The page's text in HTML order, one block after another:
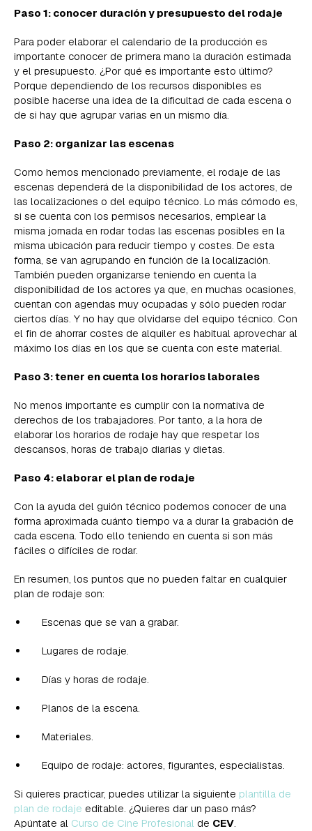
Paso 1: conocer duración y presupuesto del rodaje
Para poder elaborar el calendario de la producción es
importante conocer de primera mano la duración estimada
y el presupuesto. ¿Por qué es importante esto último?
Porque dependiendo de los recursos disponibles es
posible hacerse una idea de la dificultad de cada escena o
de si hay que agrupar varias en un mismo día.
Paso 2: organizar las escenas
Como hemos mencionado previamente, el rodaje de las
escenas dependerá de la disponibilidad de los actores, de
las localizaciones o del equipo técnico. Lo más cómodo es,
si se cuenta con los permisos necesarios, emplear la
misma jornada en rodar todas las escenas posibles en la
misma ubicación para reducir tiempo y costes. De esta
forma, se van agrupando en función de la localización.
También pueden organizarse teniendo en cuenta la
disponibilidad de los actores ya que, en muchas ocasiones,
cuentan con agendas muy ocupadas y sólo pueden rodar
ciertos días. Y no hay que olvidarse del equipo técnico. Con
el fin de ahorrar costes de alquiler es habitual aprovechar al
máximo los días en los que se cuenta con este material.
Paso 3: tener en cuenta los horarios laborales
No menos importante es cumplir con la normativa de
derechos de los trabajadores. Por tanto, a la hora de
elaborar los horarios de rodaje hay que respetar los
descansos, horas de trabajo diarias y dietas.
Paso 4: elaborar el plan de rodaje
Con la ayuda del guión técnico podemos conocer de una
forma aproximada cuánto tiempo va a durar la grabación de
cada escena. Todo ello teniendo en cuenta si son más
fáciles o difíciles de rodar.
En resumen, los puntos que no pueden faltar en cualquier
plan de rodaje son:
Escenas que se van a grabar.
Lugares de rodaje.
Días y horas de rodaje.
Planos de la escena.
Materiales.
Equipo de rodaje: actores, figurantes, especialistas.
Si quieres practicar, puedes utilizar la siguiente plantilla de
plan de rodaje editable. ¿Quieres dar un paso más?
Apúntate al Curso de Cine Profesional de CEV.